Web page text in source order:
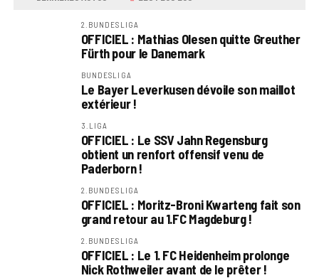
2.BUNDESLIGA
OFFICIEL : Mathias Olesen quitte Greuther
Fürth pour le Danemark
BUNDESLIGA
Le Bayer Leverkusen dévoile son maillot
extérieur !
3.LIGA
OFFICIEL : Le SSV Jahn Regensburg
obtient un renfort offensif venu de
Paderborn !
2.BUNDESLIGA
OFFICIEL : Moritz-Broni Kwarteng fait son
grand retour au 1.FC Magdeburg !
2.BUNDESLIGA
OFFICIEL : Le 1. FC Heidenheim prolonge
Nick Rothweiler avant de le prêter !